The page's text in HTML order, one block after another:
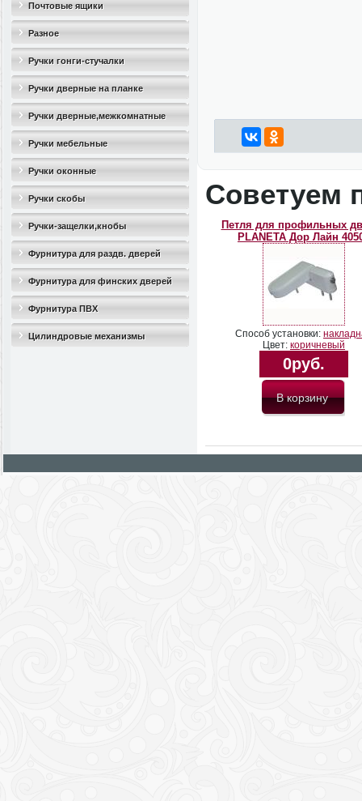
Почтовые ящики
Разное
Ручки гонги-стучалки
Ручки дверные на планке
Ручки дверные,межкомнатные
Ручки мебельные
Ручки оконные
Ручки скобы
Ручки-защелки,кнобы
Фурнитура для раздв. дверей
Фурнитура для финских дверей
Фурнитура ПВХ
Цилиндровые механизмы
Советуем
Петля для профильных
PLANETA Дор Лайн
Способ установки:
Цвет: коричневый
0руб.